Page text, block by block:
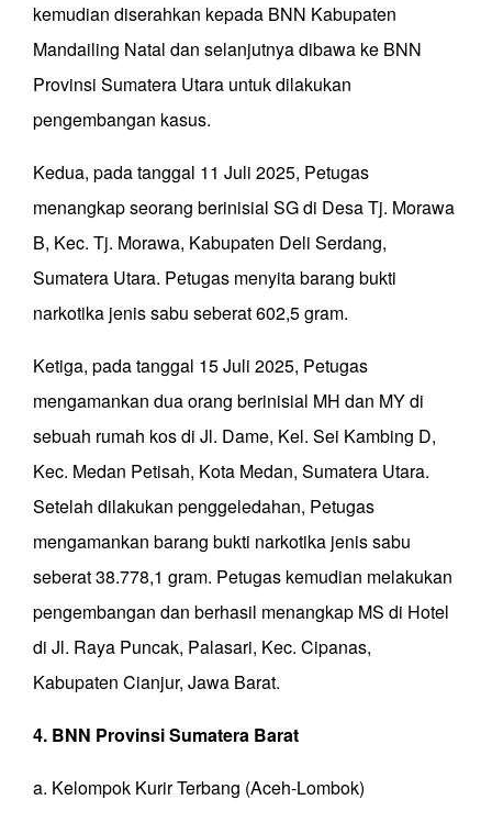
kemudian diserahkan kepada BNN Kabupaten
Mandailing Natal dan selanjutnya dibawa ke BNN
Provinsi Sumatera Utara untuk dilakukan
pengembangan kasus.
Kedua, pada tanggal 11 Juli 2025, Petugas
menangkap seorang berinisial SG di Desa Tj. Morawa
B, Kec. Tj. Morawa, Kabupaten Deli Serdang,
Sumatera Utara. Petugas menyita barang bukti
narkotika jenis sabu seberat 602,5 gram.
Ketiga, pada tanggal 15 Juli 2025, Petugas
mengamankan dua orang berinisial MH dan MY di
sebuah rumah kos di Jl. Dame, Kel. Sei Kambing D,
Kec. Medan Petisah, Kota Medan, Sumatera Utara.
Setelah dilakukan penggeledahan, Petugas
mengamankan barang bukti narkotika jenis sabu
seberat 38.778,1 gram. Petugas kemudian melakukan
pengembangan dan berhasil menangkap MS di Hotel
di Jl. Raya Puncak, Palasari, Kec. Cipanas,
Kabupaten Cianjur, Jawa Barat.
4. BNN Provinsi Sumatera Barat
a. Kelompok Kurir Terbang (Aceh-Lombok)